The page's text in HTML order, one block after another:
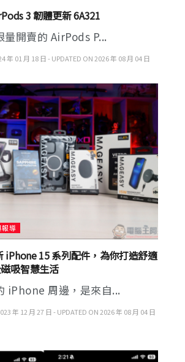
3 韌體更新 6A321
量開賣的 AirPods P...
年 01 月 18 日 - UPDATED ON 2026 年 08 月 04 日
導
iPhone 15 系列配件，為你打造舒適
吸智慧生活
iPhone 周邊，是來自...
年 12 月 27 日 - UPDATED ON 2026 年 08 月 04 日